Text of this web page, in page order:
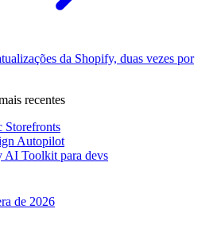
da Shopify, duas vezes por
recentes
Storefronts
Autopilot
AI Toolkit para devs
de 2026